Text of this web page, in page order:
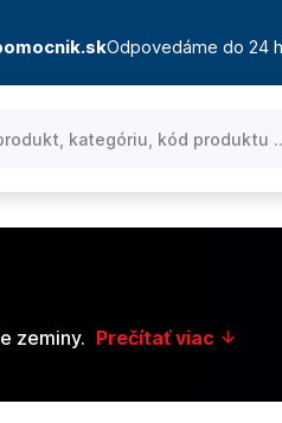
Odpovedáme do 24
zeminy. Prečítať viac